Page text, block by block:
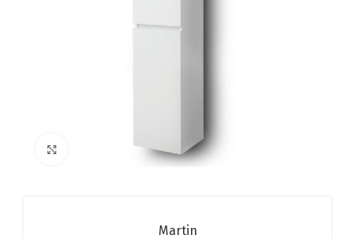
Click to enlarge
Martin